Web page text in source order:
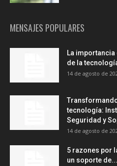
MENSAJES POPULARES
La
de la
14 de agosto de
tecnología:
Seguridad y
14 de agosto de
5 razones por
un soporte de...